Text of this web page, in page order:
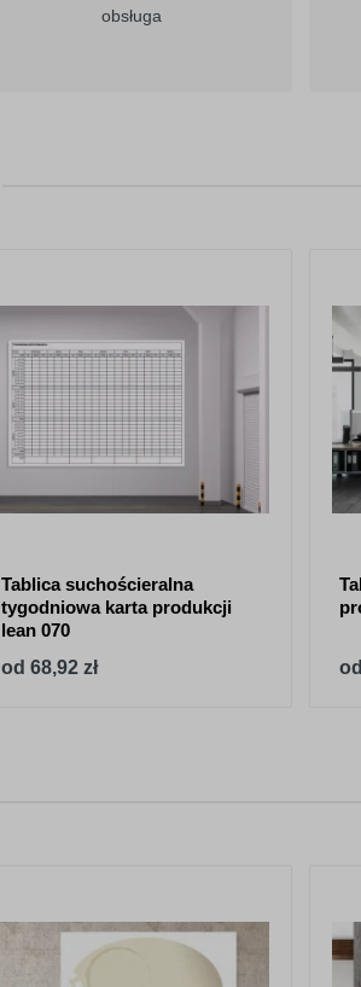
obsługa
Tablica suchościeralna
tygodniowa karta produkcji
lean 070
od 68,92 zł